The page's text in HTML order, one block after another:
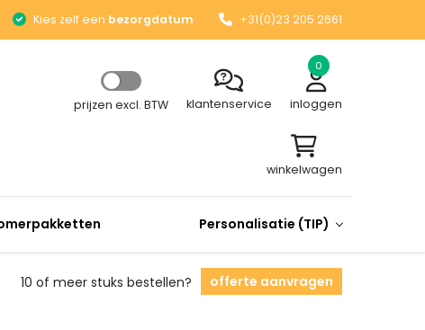
Kies zelf een bezorgdatum +31(0)23 205 2661
prijzen excl. BTW
klantenservice inloggen
winkelwagen
0
Personalisatie (TIP)
offerte aanvragen
10 of meer stuks bestellen?